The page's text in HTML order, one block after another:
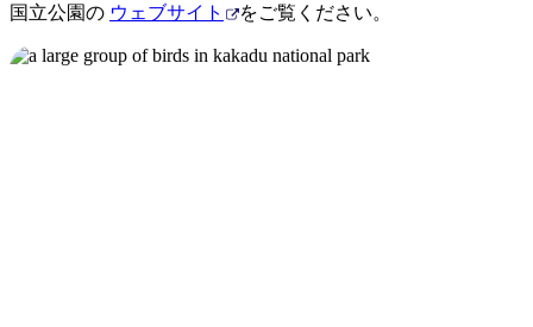
国立公園の ウェブサイト をご覧ください。